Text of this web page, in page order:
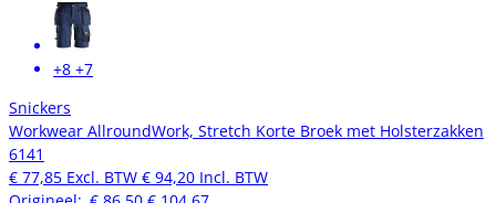
+8 +7
Snickers
Workwear AllroundWork, Stretch Korte Broek met Holsterzakken
6141
€ 77,85 Excl. BTW € 94,20 Incl. BTW